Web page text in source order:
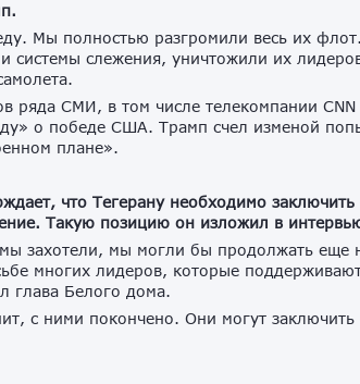
Мы полностью разгромили весь их
слежения, уничтожили их
ряда СМИ, в том числе телекомпании
о победе США. Трамп счел изменой
плане».
что Тегерану необходимо
Такую позицию он изложил в
захотели, мы могли бы продолжать еще
многих лидеров, которые
глава Белого дома.
с ними покончено. Они могут заключить